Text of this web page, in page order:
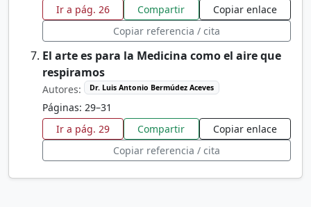
Ir a pág. 26
Compartir
Copiar enlace
Copiar referencia / cita
El arte es para la Medicina como el aire que
respiramos
Autores: Dr. Luis Antonio Bermúdez Aceves
Páginas: 29–31
Ir a pág. 29
Compartir
Copiar enlace
Copiar referencia / cita